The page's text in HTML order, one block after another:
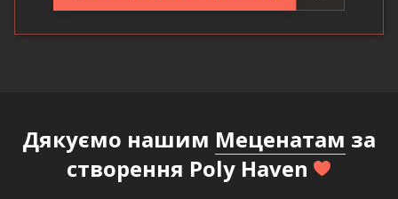
Дякуємо нашим Меценатам за
створення Poly Haven